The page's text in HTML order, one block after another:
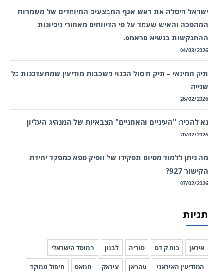
ישראל חיסלה את ראש אגף המבצעים המיוחדים של משמרות
המהפכה והאיש שעמד על פי הדיווחים מאחורי ניסיונות
ההתנקשות בנשיא טראמפ.
04/03/2026
תיק חמינאי – תיק חיסול הבנוי משכבות מודיעין שמתעדכנות כל
שנייה
26/02/2026
נא להכיר: "העיניים והאוזניים" הצבאיות של המנהיג העליון
20/02/2026
מה ניתן ללמוד מסיום תפקידו של וופיק ספא כמפקד יחידת
הקישור 927?
07/02/2026
תגיות
איראן כוח קודס סוריה לבנון המוסד הישראלי
המודיעין האיראני טהראן עיראק חמאס חיסול ממוקד